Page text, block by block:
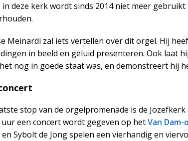
in deze kerk wordt sinds 2014 niet meer
Meinardi zal iets vertellen over dit orgel. Hij
in beeld en geluid presenteren. Ook laat
nog in goede staat was, en demonstreert hij
stop van de orgelpromenade is de
uur een concert wordt gegeven op hetVan
en Sybolt de Jong spelen een vierhandig en